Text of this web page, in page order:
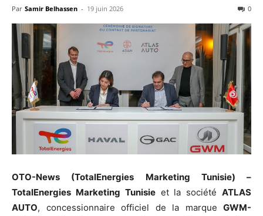
Par Samir Belhassen - 19 juin 2026 0
OTO-News (TotalEnergies Marketing Tunisie) –
TotalEnergies Marketing Tunisieet la sociétéATLAS
AUTO, concessionnaire officiel de la marque GWM-